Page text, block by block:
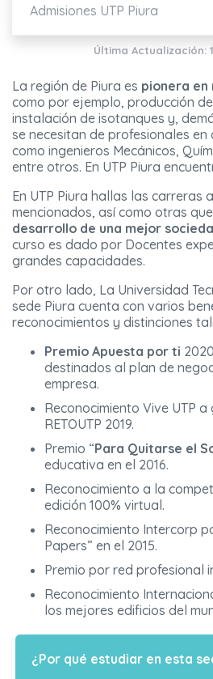
Admisiones UTP Piura
Última Actualización:
La región de Piura es pionera en
como por ejemplo, producción
instalación de isotanques y,
se necesitan de profesionales en
como ingenieros Mecánicos,
entre otros. En UTP Piura
En UTP Piura hallas las carreras
mencionados, así como otras
desarrollo de una mejor
curso es dado por Docentes
grandes capacidades.
Por otro lado, La Universidad
sede Piura cuenta con varios
reconocimientos y distinciones
Premio Apuesta por ti
destinados al plan de
empresa.
Reconocimiento Vive UTP
RETOUTP 2019.
Premio “Para Quitarse el
educativa en el 2016.
Reconocimiento a la
edición 100% virtual.
Reconocimiento Intercorp
Papers” en el 2015.
Premio por red profesional
Reconocimiento
los mejores edificios del
¿Por qué estudiar en esta